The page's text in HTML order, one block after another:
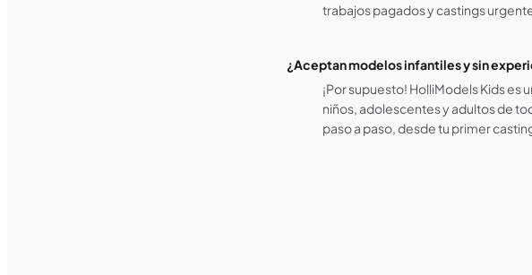
trabajos pagados y castings
¿Aceptan modelos infantiles y sin
¡Por supuesto! HolliModels Kids es
niños, adolescentes y adultos de
paso a paso, desde tu primer